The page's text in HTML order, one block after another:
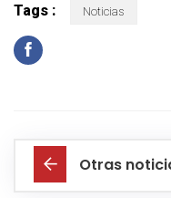
Tags : Noticias
Otras